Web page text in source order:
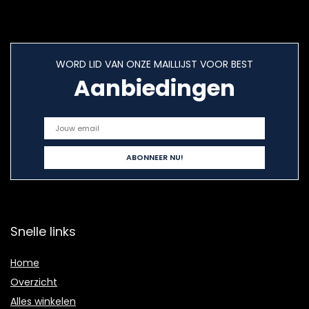
WORD LID VAN ONZE MAILLIJST VOOR BEST
Aanbiedingen
Snelle links
Home
Overzicht
Alles winkelen